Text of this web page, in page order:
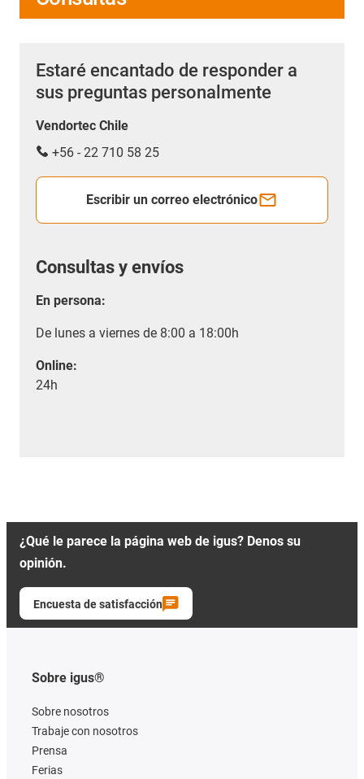
Estaré encantado de responder a
sus preguntas personalmente
Vendortec Chile
+56 - 22 710 58 25
Escribir un correo electrónico
Consultas y envíos
En persona:
De lunes a viernes de 8:00 a 18:00h
Online:
24h
¿Qué le parece la página web de igus? Denos su
opinión.
Encuesta de satisfacción
Sobre igus®
Sobre nosotros
Trabaje con nosotros
Prensa
Ferias